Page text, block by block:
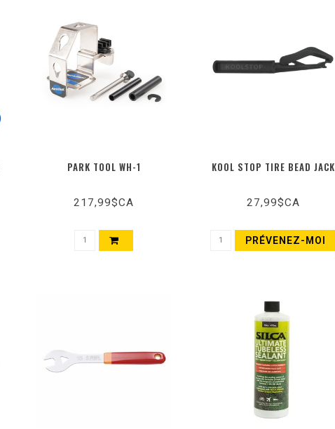
PARK TOOL WH-1
217,99$CA
KOOL STOP TIRE BEAD JACK
27,99$CA
PRÉVENEZ-MOI